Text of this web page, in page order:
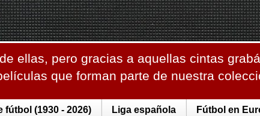
ellas, pero gracias a aquellas cintas
que forman parte de nuestra
fútbol (1930 - 2026) Liga española Fútbol en